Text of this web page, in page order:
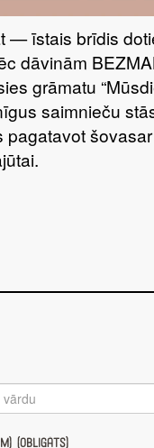
— īstais brīdis
dāvinām
grāmatu
saimnieču
pagatavot
(obligāts)